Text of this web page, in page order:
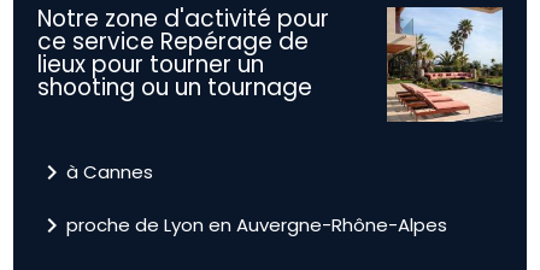
Notre zone d'activité pour
ce service Repérage de
lieux pour tourner un
shooting ou un tournage
navigate_nextà Cannes
navigate_nextproche de Lyon en Auvergne-Rhône-Alpes